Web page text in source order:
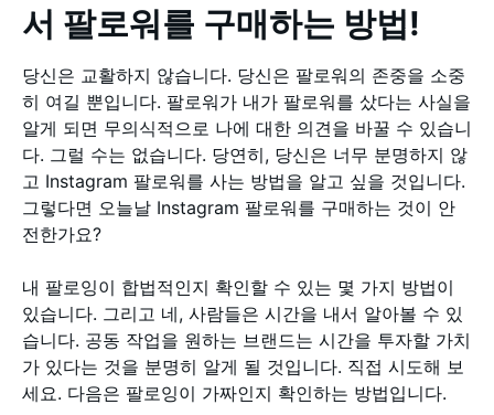
서 팔로워를 구매하는 방법!
당신은 교활하지 않습니다. 당신은 팔로워의 존중을 소중
히 여길 뿐입니다. 팔로워가 내가 팔로워를 샀다는 사실을
알게 되면 무의식적으로 나에 대한 의견을 바꿀 수 있습니
다. 그럴 수는 없습니다. 당연히, 당신은 너무 분명하지 않
고 Instagram 팔로워를 사는 방법을 알고 싶을 것입니다.
그렇다면 오늘날 Instagram 팔로워를 구매하는 것이 안
전한가요?
내 팔로잉이 합법적인지 확인할 수 있는 몇 가지 방법이
있습니다. 그리고 네, 사람들은 시간을 내서 알아볼 수 있
습니다. 공동 작업을 원하는 브랜드는 시간을 투자할 가치
가 있다는 것을 분명히 알게 될 것입니다. 직접 시도해 보
세요. 다음은 팔로잉이 가짜인지 확인하는 방법입니다.